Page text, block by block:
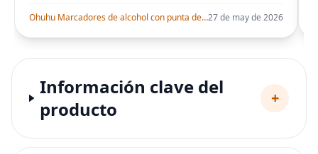
Ohuhu Marcadores de alcohol con punta de pincel – Juego de marcadores artísticos de doble punta con certificación AP para artistas adultos27 de may de 2026
Información clave del
producto
+